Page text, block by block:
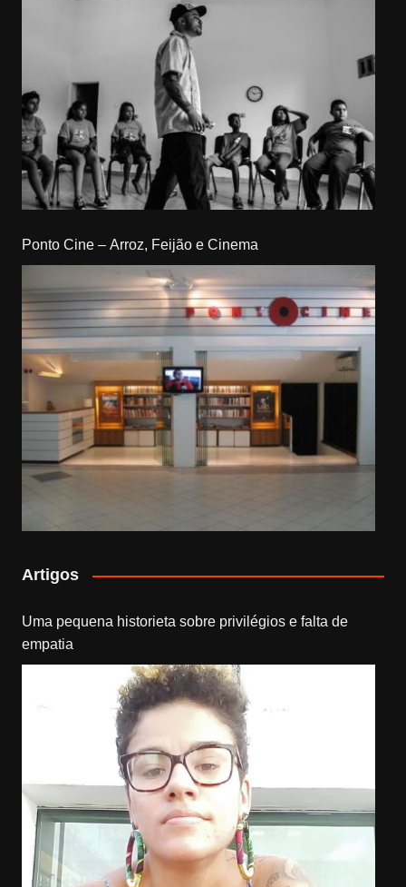
Ponto Cine – Arroz, Feijão e Cinema
Artigos
Uma pequena historieta sobre privilégios e falta de
empatia